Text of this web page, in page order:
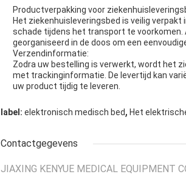
Productverpakking voor
Het ziekenhuisleveringsbed is veilig
schade tijdens het transport te voorkomen.
georganiseerd in de doos om een
Verzendinformatie:
Zodra uw bestelling is verwerkt, wordt het
met trackinginformatie. De levertijd kan
uw product tijdig te leveren.
label: elektronisch medisch bed, Het
Contactgegevens
JIAXING KENYUE MEDICAL EQUIPMENT